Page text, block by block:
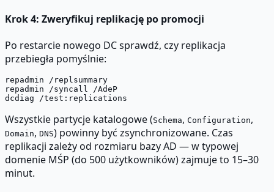
Krok 4: Zweryfikuj replikację po promocji
Po restarcie nowego DC sprawdź, czy replikacja
przebiegła pomyślnie:
repadmin /replsummary
repadmin /syncall /AdeP
Wszystkie partycje katalogowe (Schema, Configuration,
Domain, DNS) powinny być zsynchronizowane. Czas
replikacji zależy od rozmiaru bazy AD — w typowej
domenie MŚP (do 500 użytkowników) zajmuje to 15–30
minut.